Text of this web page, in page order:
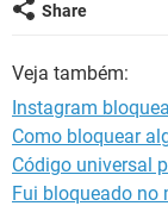
Share
Veja também:
Instagram
Como bloquear
Código universal
Fui bloqueado no